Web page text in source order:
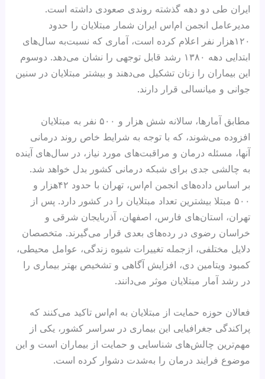
ایران طی دو دهه گذشته روندی صعودی داشته است.
مدیرعامل انجمن ام‌اس ایران شمار مبتلایان را حدود
۱۲۰هزار نفر اعلام کرده است، آماری که نسبت‌به سال‌های
ابتدایی دهه ۱۳۸۰ رشد قابل توجهی را نشان می‌دهد. دوسوم
این بیماران را زنان تشکیل می‌دهند و بیشتر مبتلایان در سنین
جوانی و میانسالی قرار دارند.
مطابق آمارها، سالانه شش هزار و ۵۰۰ نفر به مبتلایان
افزوده می‌شوند، که با توجه به شرایط خاص روند درمانی
آنها، مسئله درمان و مراقبت‌های مورد نیاز، در سال‌های آینده
به چالشی جدی برای شبکه درمانی کشور بدل خواهد شد.
بر اساس داده‌های انجمن ام‌اس، تهران با حدود ۴۲هزار و
۵۰۰ مبتلا بیشترین تعداد مبتلایان را در کشور دارد. پس از
تهران، استان‌های فارس، اصفهان، آذربایجان شرقی و
خراسان رضوی در رده‌های بعدی قرار می‌گیرند. متخصصان
دلایل مختلفی، ازجمله تغییرات شیوه زندگی، عوامل محیطی،
کمبود ویتامین دی، افزایش آگاهی و تشخیص بهتر بیماری را
در رشد آمار مبتلایان موثر می‌دانند.
فعالان حوزه حمایت از مبتلایان به ام‌اس تاکید می‌کنند که
پراکندگی جغرافیایی این بیماری در سراسر کشور، یکی از
مهم‌ترین چالش‌های شناسایی و حمایت از بیماران است و این
موضوع فرایند درمان را به‌شدت دشوار کرده است.